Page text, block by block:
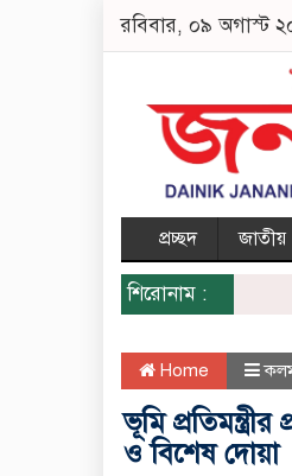
রবিবার, ০৯ অগাস্ট
প্রচ্ছদ জাতীয়
শিরোনাম :
Home
ভূমি
ও বিশেষ দোয়া